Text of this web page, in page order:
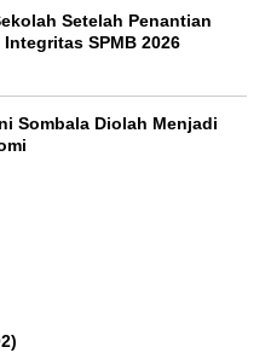
Setelah Penantian
SPMB 2026
Sombala Diolah Menjadi